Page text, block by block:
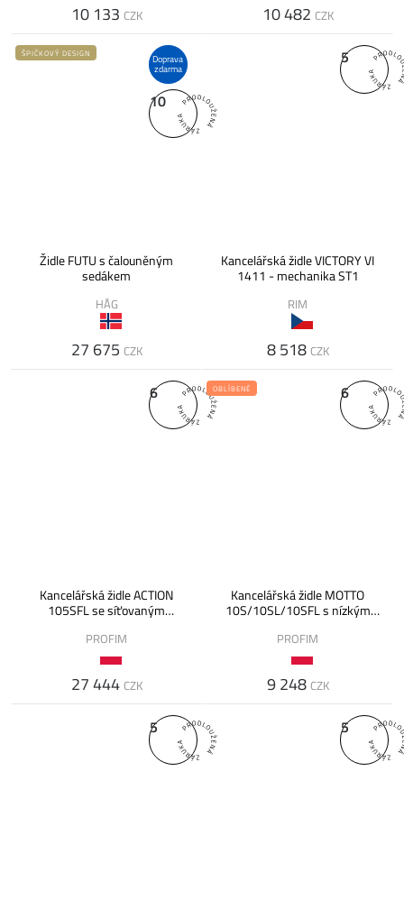
10 133 CZK 10 482 CZK
Doprava
zdarma
10
ŠPIČKOVÝ DESIGN
Židle FUTU s čalouněným
sedákem
HÅG
27 675 CZK
5
Kancelářská židle VICTORY VI
1411 - mechanika ST1
RIM
8 518 CZK
6
Kancelářská židle ACTION
105SFL se síťovaným
PROFIM
27 444 CZK
6
OBLÍBENÉ
Kancelářská židle MOTTO
10S/10SL/10SFL s nízkým
PROFIM
9 248 CZK
5 5